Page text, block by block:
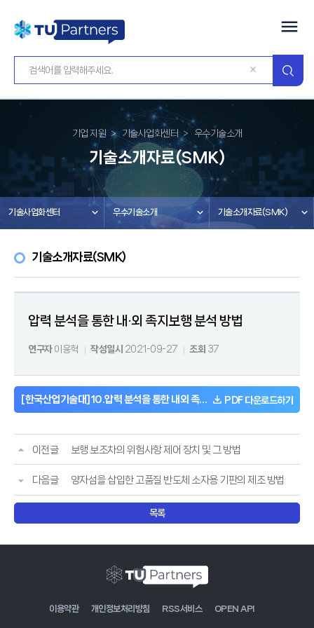
기업 지원 기술사업화센터 우수기술소개
기술소개자료(SMK)
기술사업화센터 우수기술소개 기술소개자료(SMK)
기술소개자료(SMK)
압력 분석을 통한 내·외 족지보행 분석 방법
연구자이응혁 작성일시 2021-09-27 조회 37
[한국산업기술대]10.압력 분석을 통한 내외 족지보행 분석 방법_10-1572183.pdf PDF 다운로드하기
이전글 보행 보조차의 위험사항 제어 장치 및 그 방법
다음글 양자섬을 삽입한 고품질 반도체 소자용 기판의 제조 방법
목록
이용약관 개인정보처리방침 RSS서비스 OPEN API